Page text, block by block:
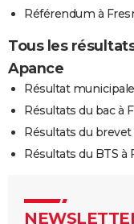
Référendum à
Tous les
Apance
Résultat
Résultats du bac à
Résultats du
Résultats du BTS à